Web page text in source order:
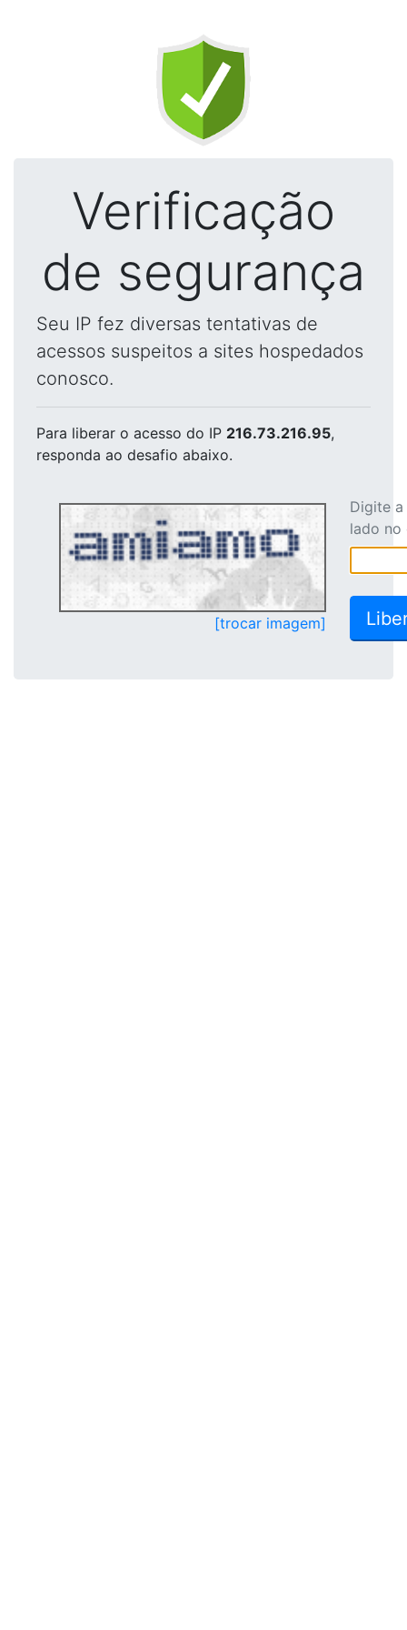
Verificação
de segurança
Seu IP fez diversas tentativas de
acessos suspeitos a sites hospedados
conosco.
Para liberar o acesso do IP 216.73.216.95,
responda ao desafio abaixo.
[trocar imagem]
Digite
lado no